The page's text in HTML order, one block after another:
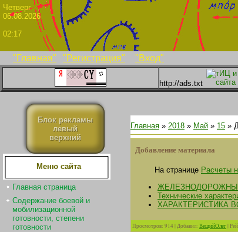
"Главная" "Регистрация" "Вход"
06.08.2026
02:17
http://ads.txt
Блок рекламы
левый
верхний
Меню сайта
Главная страница
Содержание боевой и
мобилизационной
готовности, степени
готовности
Главная » 2018 » Май » 15 »
Добавление материала
На странице Расчеты
Технические
ХАРАКТЕРИСТИКА
Просмотров: 914|Добавил: ВещийОлег|